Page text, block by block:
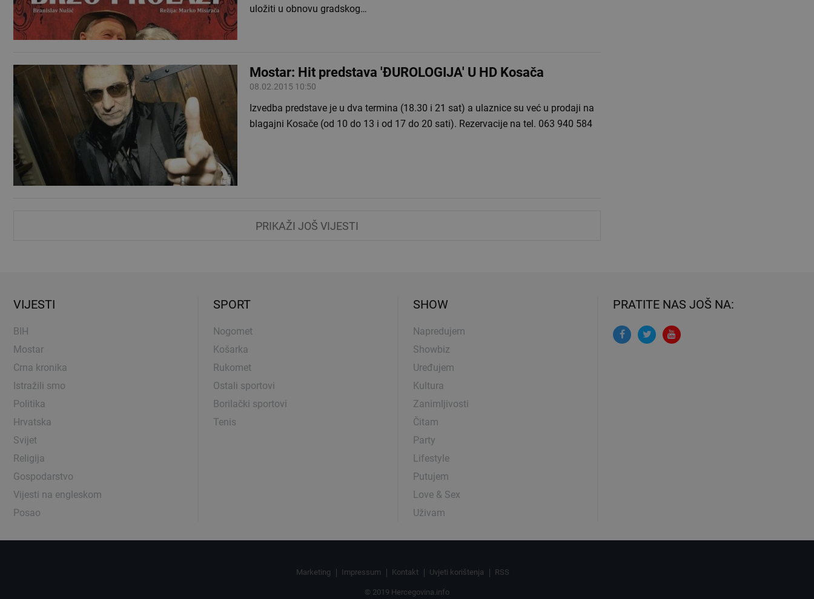
uložiti u obnovu gradskog…
Mostar: Hit predstava 'ĐUROLOGIJA' U HD Kosača
08.02.2015 10:50
Izvedba predstave je u dva termina (18.30 i 21 sat) a ulaznice su već u prodaji na
blagajni Kosače (od 10 do 13 i od 17 do 20 sati). Rezervacije na tel. 063 940 584
PRIKAŽI JOŠ VIJESTI
VIJESTI
BIH
Mostar
Crna kronika
Istražili smo
Politika
Hrvatska
Svijet
Religija
Gospodarstvo
Vijesti na engleskom
Posao
SPORT
Nogomet
Košarka
Rukomet
Ostali sportovi
Borilački sportovi
Tenis
SHOW
Napredujem
Showbiz
Uređujem
Kultura
Zanimljivosti
Čitam
Party
Lifestyle
Putujem
Love & Sex
Uživam
PRATITE NAS JOŠ NA:
Marketing Impressum Kontakt Uvjeti korištenja RSS
© 2019 Hercegovina.info